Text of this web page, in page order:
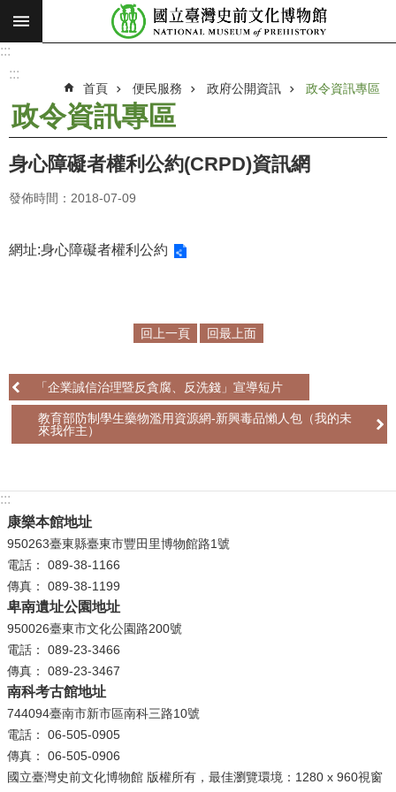
跳到主要內容區塊
搜
願
使
命
新
展
覽
索
認
識
我
們
便
民
服
務
性
別
平
:::
:::
首頁 便民服務 政府公開資訊 政令資訊專區
政令資訊專區
身心障礙者權利公約(CRPD)資訊網
發佈時間：2018-07-09
網址:身心障礙者權利公約
回上一頁 回最上面
「企業誠信治理暨反貪腐、反洗錢」宣導短片
教育部防制學生藥物濫用資源網-新興毒品懶人包（我的未
來我作主）
:::
康樂本館地址
950263臺東縣臺東市豐田里博物館路1號
電話： 089-38-1166
傳真： 089-38-1199
卑南遺址公園地址
950026臺東市文化公園路200號
電話： 089-23-3466
傳真： 089-23-3467
南科考古館地址
744094臺南市新市區南科三路10號
電話： 06-505-0905
傳真： 06-505-0906
國立臺灣史前文化博物館 版權所有，最佳瀏覽環境：1280 x 960視窗